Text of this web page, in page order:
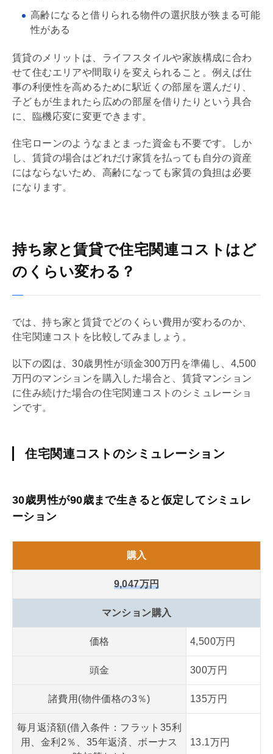
高齢になると借りられる物件の選択肢が狭まる可能
性がある
賃貸のメリットは、ライフスタイルや家族構成に合わ
せて住むエリアや間取りを変えられること。例えば仕
事の利便性を高めるために駅近くの部屋を選んだり、
子どもが生まれたら広めの部屋を借りたりという具合
に、臨機応変に変更できます。
住宅ローンのようなまとまった資金も不要です。しか
し、賃貸の場合はどれだけ家賃を払っても自分の資産
にはならないため、高齢になっても家賃の負担は必要
になります。
持ち家と賃貸で住宅関連コストはど
のくらい変わる？
では、持ち家と賃貸でどのくらい費用が変わるのか、
住宅関連コストを比較してみましょう。
以下の図は、30歳男性が頭金300万円を準備し、4,500
万円のマンションを購入した場合と、賃貸マンション
に住み続けた場合の住宅関連コストのシミュレーショ
ンです。
住宅関連コストのシミュレーション
30歳男性が90歳まで生きると仮定してシミュレ
ーション
購入
9,047万円
マンション購入
価格 4,500万円
頭金 300万円
諸費用(物件価格の3％) 135万円
毎月返済額(借入条件：フラット35利
用、金利2％、35年返済、ボーナス
13.1万円